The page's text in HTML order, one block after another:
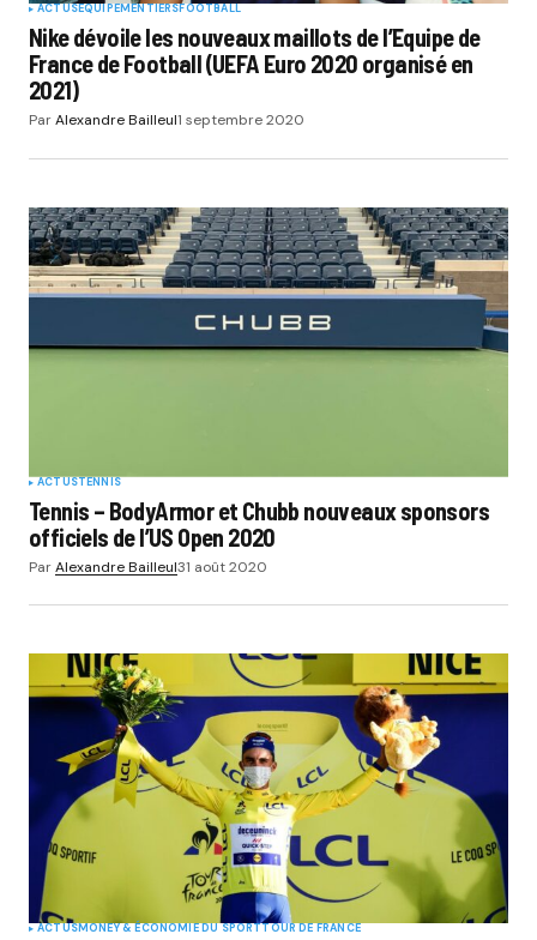
ACTUSEQUIPEMENTIERSFOOTBALL
Nike dévoile les nouveaux maillots de l’Equipe de
France de Football (UEFA Euro 2020 organisé en
2021)
ParAlexandre Bailleul1 septembre 2020
ACTUSTENNIS
Tennis – BodyArmor et Chubb nouveaux sponsors
officiels de l’US Open 2020
ParAlexandre Bailleul31 août 2020
ACTUSMONEY & ÉCONOMIE DU SPORTTOUR DE FRANCE